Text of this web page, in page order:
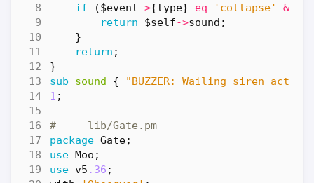
if
($event->{type} eq 'collapse' &&
return
$self->sound ;
}
return ;
}
sub
sound {
"BUZZER: Wailing siren
1 ;
# --- lib/Gate.pm ---
package Gate;
use Moo ;
use v5 .36 ;